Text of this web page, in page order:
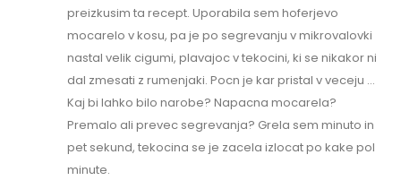
preizkusim ta recept. Uporabila sem hoferjevo
mocarelo v kosu, pa je po segrevanju v mikrovalovki
nastal velik cigumi, plavajoc v tekocini, ki se nikakor ni
dal zmesati z rumenjaki. Pocn je kar pristal v veceju …
Kaj bi lahko bilo narobe? Napacna mocarela?
Premalo ali prevec segrevanja? Grela sem minuto in
pet sekund, tekocina se je zacela izlocat po kake pol
minute.